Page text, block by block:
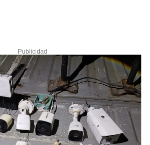
Publicidad